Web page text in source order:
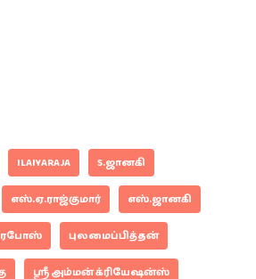
ILAIYARAJA S.ஜானகி
எஸ்.ஏ.ராஜ்குமார் எஸ்.ஜானகி
புலமைப்பித்தன்
ஸ்ரீ அம்மன் க்ரியேஷன்ஸ்